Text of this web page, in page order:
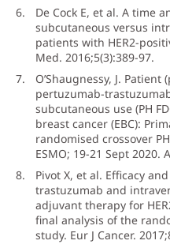
De Cock E, et al. A time
subcutaneous versus
patients with HER2-
Med. 2016;5(3):389-97.
O’Shaugnessy, J.
pertuzumab-
subcutaneous use (PH
breast cancer (EBC):
randomised crossover
ESMO; 19-21 Sept 2020.
Pivot X, et al. Efficacy
trastuzumab and
adjuvant therapy for
final analysis of the
study. Eur J Cancer.